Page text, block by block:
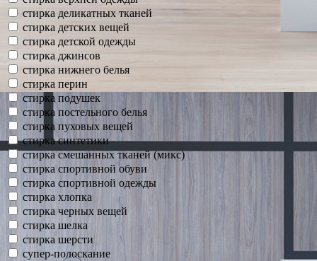
стирка деликатных тканей
стирка детских вещей
стирка детской одежды
стирка джинсов
стирка нижнего белья
стирка перин
стирка подушек
стирка постельного белья
стирка пуховых вещей
стирка синтетики
стирка смешанных тканей (микс)
стирка спортивной обуви
стирка спортивной одежды
стирка хлопка
стирка черных вещей
стирка шелка
стирка шерсти
супер-полоскание